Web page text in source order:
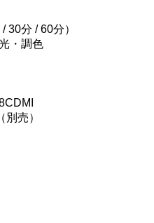
30分 / 60分）
・調色
売）